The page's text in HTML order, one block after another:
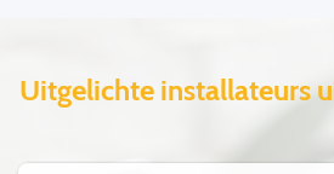
Uitgelichte installateurs